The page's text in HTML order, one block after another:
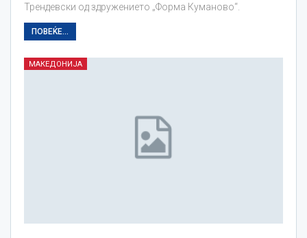
Трендевски од здружението „Форма Куманово“.
ПОВЕЌЕ...
МАКЕДОНИЈА